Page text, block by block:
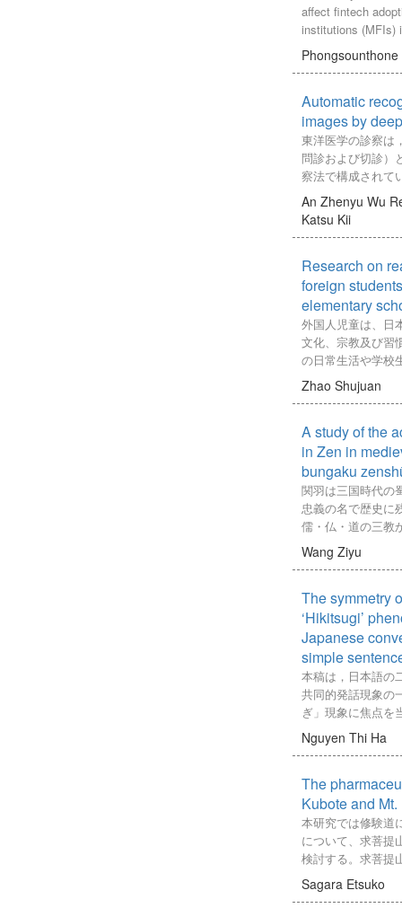
い場面における「
ジをもった上で話
成果ともいえる。
とに実践を積み重
「自信がある」と
は至らなかった。
切るまでには、ツ
をもとにさらに実
ねていく必要があ
を踏まえ、授業づ
的活用や教員研修
し直し、教師の授
研究を推進したい
商業マージン率と
し、観光消費およ
す経済効果を推計
費と住民消費の農
省級行政区、中国
費の生産誘発額を
その結果、山東
光消費および農産
及効果をもたらし
が顕著であること
らに、山東省にお
住民消費による経
ていることを確認
農林牧漁業におけ
均を下回ることも
分析結果から、
めには、農産物の
林牧漁業と観光の
致することが効果
わかった。これに
誘発額も向上する
affect fintech
institutions (MFIs)
developed a
extending the
government
collect data, we
questionnaire and
selected sample
from MFIs,
empirical analysis
reliability and
fintech. We
Modeling (SEM)
hypotheses. The
insights for
strategies to
while addressing
inhibiting factors
study contributes
literature by
effectiveness of
investigating
Automatic
images by
東洋医学の診察は
問診および切診）
察法で構成されて
は，患者の顔色，
髪，舌などを注意
あるが，これらの
の色・乾燥度・舌
ることにより，五
る手法である．本
舌診に基づき，人
て，舌表面状態の
の自動診断法を提
にある舌であり，
態（運動不足や栄
る．また，裂紋舌
位置によって症状
臓器が異なる．な
いほど，より深刻
い亀裂はより軽い
研究で提案する診
た画像から人工知
種であるMask R-
部分を認識・抽出
画像を裂紋舌画像
類に分類する．最
症状の度合いを診
まず深層学習を用
の処理手順につい
つの画像認識モデ
ResNet50，
ConvNeXt-Tiny）
動認識学習と裂紋
に対する画像分
各々の学習で判定
めに，5つの画像
アンサンブル学習
り，アンサンブル
像認識モデルによ
優れており，どれ
る．これらの結果
An Zhenyu Wu
Katsu Kii
Research on
foreign
elementary
外国人児童は、日
文化、宗教及び習
の日常生活や学校
限を受けることが
されることは、外
は、合理的配慮は
する特別支援教育
ある。しかし、合
精神的障害だけで
的な違いによって
使える概念である
「合理的配慮」の
えた。
本論文では、まず
人児童が排除され
振るわれた事例、
などを分析する。
理的配慮の考え方
で有効と考えられ
て考察を行う。そ
という論議を援用
の「教師の裁量に
ら、より個々の外
②外国人児童に対
することには、不
公正な環境を促進
外国人児童に対す
は、限界があるこ
なる文化背景を持
的なアプローチを
Zhao Shujuan
A study of the
in Zen in
bungaku
関羽は三国時代の
忠義の名で歴史に
儒・仏・道の三教
最も広く知られて
言ではない。一方
えられ、近世の文
た。本稿は近世の
として、中世の知
を向けた。中世禅
山文学全集』を中
る武将と伽藍神と
分析した。
Wang Ziyu
The symmetry
‘Hikitsugi’
Japanese
simple
本稿は，日本語の
共同的発話現象の
ぎ」現象に焦点を
現象は，話者Aが
Bの発話によって
対象に，様々なパ
挙げるとともに，
交替場所に現れる
明した。その結果
序で現れ，その生
挿入要素の対称性
Nguyen Thi Ha
The
Kubote and
本研究では修験道
について、求菩提
検討する。求菩提
不老円など、14種
る。錦袋不老円は
Sagara Etsuko